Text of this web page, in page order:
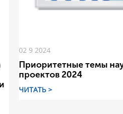
02 9 2024
Приоритетные темы
проектов 2024
ЧИТАТЬ >